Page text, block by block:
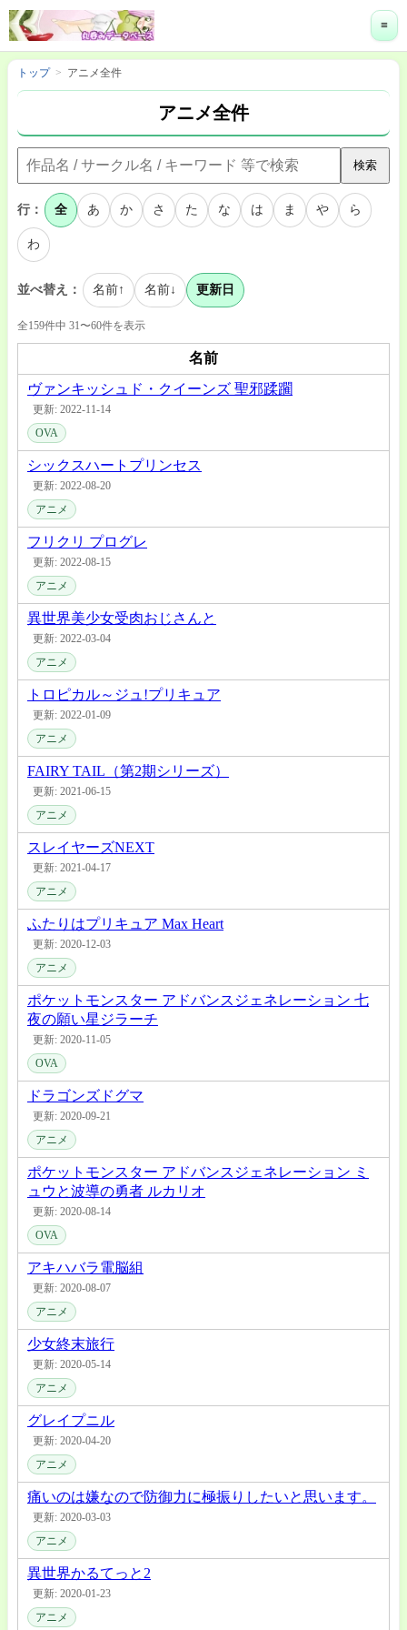
≡
トップ アニメ全件
アニメ全件
検索
行： 全 あ か さ た な は ま や ら
わ
並べ替え： 名前↑ 名前↓ 更新日
全159件中 31〜60件を表示
名前
ヴァンキッシュド・クイーンズ 聖邪蹂躙
更新: 2022-11-14
OVA
シックスハートプリンセス
更新: 2022-08-20
アニメ
フリクリ プログレ
更新: 2022-08-15
アニメ
異世界美少女受肉おじさんと
更新: 2022-03-04
アニメ
トロピカル～ジュ!プリキュア
更新: 2022-01-09
アニメ
FAIRY TAIL（第2期シリーズ）
更新: 2021-06-15
アニメ
スレイヤーズNEXT
更新: 2021-04-17
アニメ
ふたりはプリキュア Max Heart
更新: 2020-12-03
アニメ
ポケットモンスター アドバンスジェネレーション 七
夜の願い星ジラーチ
更新: 2020-11-05
OVA
ドラゴンズドグマ
更新: 2020-09-21
アニメ
ポケットモンスター アドバンスジェネレーション ミ
ュウと波導の勇者 ルカリオ
更新: 2020-08-14
OVA
アキハバラ電脳組
更新: 2020-08-07
アニメ
少女終末旅行
更新: 2020-05-14
アニメ
グレイプニル
更新: 2020-04-20
アニメ
痛いのは嫌なので防御力に極振りしたいと思います。
更新: 2020-03-03
アニメ
異世界かるてっと2
更新: 2020-01-23
アニメ